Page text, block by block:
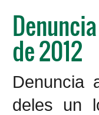
de 2012
Denuncia
deles un